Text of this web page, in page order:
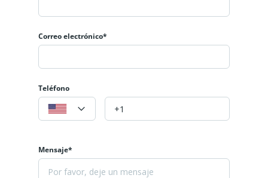
Correo electrónico*
Teléfono
Mensaje*